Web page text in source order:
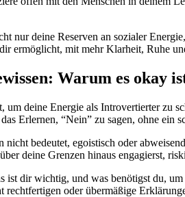
nur deine Reserven an sozialer
ermöglicht, mit mehr Klarheit, Ruhe
: Warum es okay
deine Energie als Introvertierter zu
Erlernen, “Nein” zu sagen, ohne ein
bedeutet, egoistisch oder
deine Grenzen hinaus engagierst,
ist dir wichtig, und was benötigst du,
oder übermäßige